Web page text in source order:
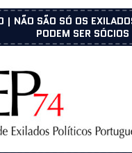
| NÃO SÃO SÓ OS
PODEM SER SÓCIOS